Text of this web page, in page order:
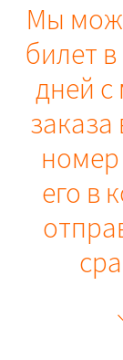
Мы
билет
дней с
его в